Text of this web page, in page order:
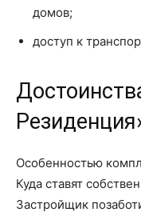
домов;
доступ к
Особенностью
Куда ставят
Застройщик